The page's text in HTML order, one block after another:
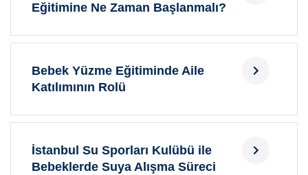
Eğitimine Ne Zaman Başlanmalı?
Bebek Yüzme Eğitiminde Aile
Katılımının Rolü
İstanbul Su Sporları Kulübü ile
Bebeklerde Suya Alışma Süreci